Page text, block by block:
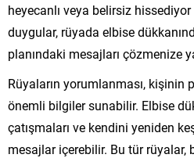
heyecanlı veya belirsiz
duygular, rüyada elbise
planındaki mesajları çözmenize
Rüyaların yorumlanması, kişinin
önemli bilgiler sunabilir. Elbise
çatışmaları ve kendini yeniden
mesajlar içerebilir. Bu tür